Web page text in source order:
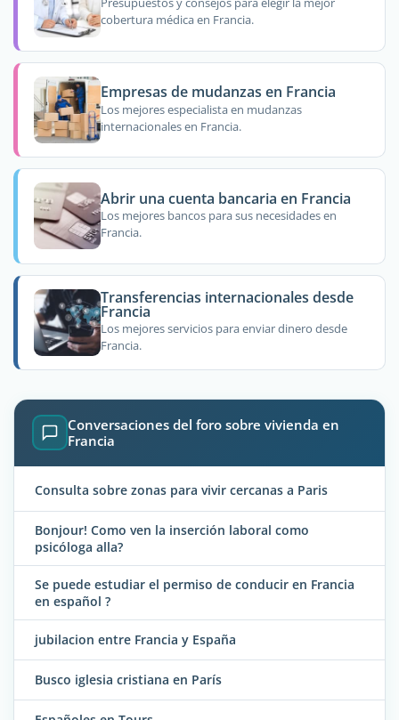
cobertura médica en Francia.
Empresas de mudanzas en Francia
Los mejores especialista en mudanzas
internacionales en Francia.
Abrir una cuenta bancaria en Francia
Los mejores bancos para sus necesidades en
Francia.
Transferencias internacionales desde
Francia
Los mejores servicios para enviar dinero desde
Francia.
Conversaciones del foro sobre vivienda en
Francia
Consulta sobre zonas para vivir cercanas a Paris
Bonjour! Como ven la inserción laboral como
psicóloga alla?
Se puede estudiar el permiso de conducir en Francia
en español ?
jubilacion entre Francia y España
Busco iglesia cristiana en París